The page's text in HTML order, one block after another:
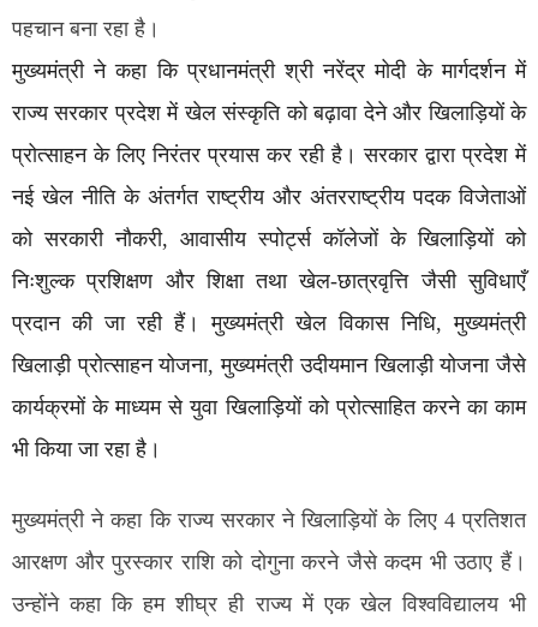
पहचान बना रहा है।
मुख्यमंत्री ने कहा कि प्रधानमंत्री श्री नरेंद्र मोदी के मार्गदर्शन में
राज्य सरकार प्रदेश में खेल संस्कृति को बढ़ावा देने और खिलाड़ियों के
प्रोत्साहन के लिए निरंतर प्रयास कर रही है। सरकार द्वारा प्रदेश में
नई खेल नीति के अंतर्गत राष्ट्रीय और अंतरराष्ट्रीय पदक विजेताओं
को सरकारी नौकरी, आवासीय स्पोर्ट्स कॉलेजों के खिलाड़ियों को
निःशुल्क प्रशिक्षण और शिक्षा तथा खेल-छात्रवृत्ति जैसी सुविधाएँ
प्रदान की जा रही हैं। मुख्यमंत्री खेल विकास निधि, मुख्यमंत्री
खिलाड़ी प्रोत्साहन योजना, मुख्यमंत्री उदीयमान खिलाड़ी योजना जैसे
कार्यक्रमों के माध्यम से युवा खिलाड़ियों को प्रोत्साहित करने का काम
भी किया जा रहा है।
मुख्यमंत्री ने कहा कि राज्य सरकार ने खिलाड़ियों के लिए 4 प्रतिशत
आरक्षण और पुरस्कार राशि को दोगुना करने जैसे कदम भी उठाए हैं।
उन्होंने कहा कि हम शीघ्र ही राज्य में एक खेल विश्वविद्यालय भी